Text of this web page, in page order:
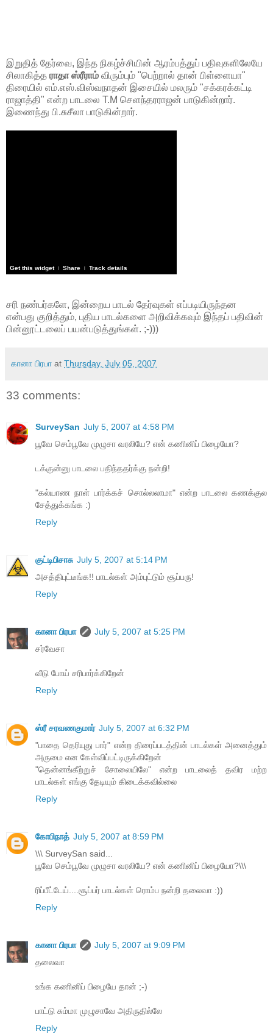
இறுதித் தேர்வை, இந்த நிகழ்ச்சியின் ஆரம்பத்துப் பதிவுகளிலேயே
சிலாகித்த ராதா ஸ்ரீராம் விரும்பும் "பெற்றால் தான் பிள்ளையா"
திரையில் எம்.எஸ்.விஸ்வநாதன் இசையில் மலரும் "சக்கரக்கட்டி
ராஜாத்தி" என்ற பாடலை T.M செளந்தரராஜன் பாடுகின்றார்.
இணைந்து பி.சுசீலா பாடுகின்றார்.
Get this widget | Share | Track details
சரி நண்பர்களே, இன்றைய பாடல் தேர்வுகள் எப்படியிருந்தன
என்பது குறித்தும், புதிய பாடல்களை அறிவிக்கவும் இந்தப் பதிவின்
பின்னூட்டலைப் பயன்படுத்துங்கள். ;-)))
கானா பிரபா at Thursday, July 05, 2007
33 comments:
SurveySan July 5, 2007 at 4:58 PM
பூவே செம்பூவே முழுசா வரலியே? என் கணினிப் பிழையோ?
டக்குன்னு பாடலை பதிந்ததர்க்கு நன்றி!
"கல்யாண நாள் பார்க்கச் சொல்லலாமா" என்ற பாடலை கணக்குல
சேத்துக்கங்க :)
Reply
குட்டிபிசாசு July 5, 2007 at 5:14 PM
அசத்திபுட்டீங்க!! பாடல்கள் அம்புட்டும் சூப்பரு!
Reply
கானா பிரபா
July 5, 2007 at 5:25 PM
சர்வேசா
வீடு போய் சரிபார்க்கிறேன்
Reply
ஸ்ரீ சரவணகுமார் July 5, 2007 at 6:32 PM
"பாதை தெரியுது பார்" என்ற திரைப்படத்தின் பாடல்கள் அனைத்தும்
அருமை என கேள்விப்பட்டிருக்கிறேன்
"தென்னங்கீற்றுச் சோலையிலே" என்ற பாடலைத் தவிர மற்ற
பாடல்கள் எங்கு தேடியும் கிடைக்கவில்லை
Reply
கோபிநாத் July 5, 2007 at 8:59 PM
\\\ SurveySan said...
பூவே செம்பூவே முழுசா வரலியே? என் கணினிப் பிழையோ?\\\
ரிப்பீட்டேய்....சூப்பர் பாடல்கள் ரொம்ப நன்றி தலைவா :))
Reply
கானா பிரபா
July 5, 2007 at 9:09 PM
தலைவா
உங்க கணினிப் பிழையே தான் ;-)
பாட்டு சும்மா முழுசாவே அதிருதில்லே
Reply